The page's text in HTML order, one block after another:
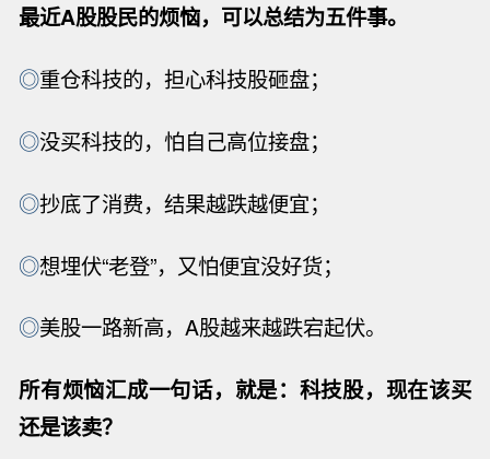
最近A股股民的烦恼，可以总结为五件事。
◎重仓科技的，担心科技股砸盘；
◎没买科技的，怕自己高位接盘；
◎抄底了消费，结果越跌越便宜；
◎想埋伏“老登”，又怕便宜没好货；
◎美股一路新高，A股越来越跌宕起伏。
所有烦恼汇成一句话，就是：科技股，现在该买
还是该卖？